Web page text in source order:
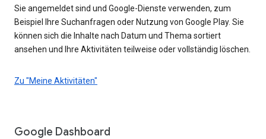
Sie angemeldet sind und Google-Dienste verwenden, zum
Beispiel Ihre Suchanfragen oder Nutzung von Google Play. Sie
können sich die Inhalte nach Datum und Thema sortiert
ansehen und Ihre Aktivitäten teilweise oder vollständig löschen.
Zu "Meine Aktivitäten"
Google Dashboard